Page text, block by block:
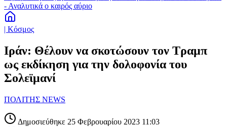
- Αναλυτικά ο καιρός αύριο
| Κόσμος
Ιράν: Θέλουν να σκοτώσουν τον Τραμπ
ως εκδίκηση για την δολοφονία του
Σολεϊμανί
ΠΟΛΙΤΗΣ NEWS
Δημοσιεύθηκε 25 Φεβρουαρίου 2023 11:03